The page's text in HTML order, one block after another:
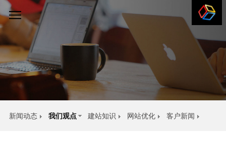
新闻动态 我们观点 建站知识 网站优化 客户新闻